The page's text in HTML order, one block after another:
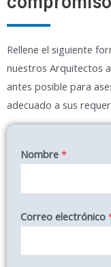
Rellene el siguiente
nuestros Arquitectos
antes posible para
adecuado a sus
Nombre *
Correo electrónico